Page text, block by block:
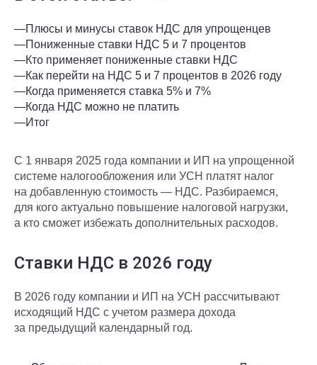
—Плюсы и минусы ставок НДС для упрощенцев
—Пониженные ставки НДС 5 и 7 процентов
—Кто применяет пониженные ставки НДС
—Как перейти на НДС 5 и 7 процентов в 2026 году
—Когда применяется ставка 5% и 7%
—Когда НДС можно не платить
—Итог
С 1 января 2025 года компании и ИП на упрощенной
системе налогообложения или УСН платят налог
на добавленную стоимость — НДС. Разбираемся,
для кого актуально повышение налоговой нагрузки,
а кто сможет избежать дополнительных расходов.
Ставки НДС в 2026 году
В 2026 году компании и ИП на УСН рассчитывают
исходящий НДС с учетом размера дохода
за предыдущий календарный год.